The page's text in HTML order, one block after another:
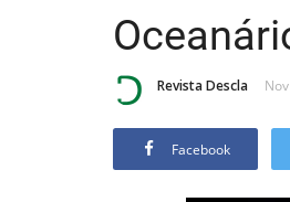
Revista Descla
Facebook